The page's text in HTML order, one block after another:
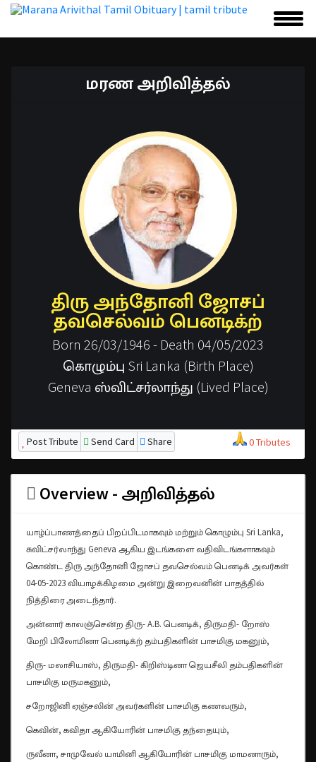
மரண அறிவித்தல்
திரு அந்தோனி ஜோசப்
தவசெல்வம் பெனடிக்ற்
Born 26/03/1946 - Death 04/05/2023
கொழும்பு Sri Lanka (Birth Place)
Geneva ஸ்விட்சர்லாந்து (Lived Place)
Post Tribute Send Card Share 0 Tributes
Overview - அறிவித்தல்
யாழ்ப்பாணத்தைப் பிறப்பிடமாகவும் மற்றும் கொழும்பு Sri Lanka,
சுவிட்சர்லாந்து Geneva ஆகிய இடங்களை வதிவிடங்களாகவும்
கொண்ட திரு அந்தோனி ஜோசப் தவசெல்வம் பெனடிக் அவர்கள்
04-05-2023 வியாழக்கிழமை அன்று இறைவனின் பாதத்தில்
நித்திரை அடைந்தார்.
அன்னார் காலஞ்சென்ற திரு- A.B. பெனடிக், திருமதி- றோஸ்
மேறி பிலோமினா பெனடிக்ற் தம்பதிகளின் பாசமிகு மகனும்,
திரு- மலாசியாஸ், திருமதி- கிறிஸ்டினா ஜெயசீலி தம்பதிகளின்
பாசமிகு மருமகனும்,
சறோஜினி ஏஞ்சலின் அவர்களின் பாசமிகு கணவரும்,
கெவின், கவிதா ஆகியோரின் பாசமிகு தந்தையும்,
ருவீனா, சாமுவேல் யாமினி ஆகியோரின் பாசமிகு மாமனாரும்,